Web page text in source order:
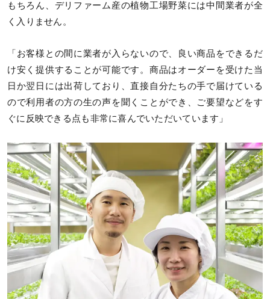
もちろん、デリファーム産の植物工場野菜には中間業者が全
く入りません。
「お客様との間に業者が入らないので、良い商品をできるだ
け安く提供することが可能です。商品はオーダーを受けた当
日か翌日には出荷しており、直接自分たちの手で届けている
ので利用者の方の生の声を聞くことができ、ご要望などをす
ぐに反映できる点も非常に喜んでいただいています」